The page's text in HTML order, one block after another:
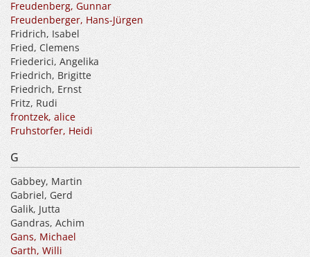
Freudenberg, Gunnar
Freudenberger, Hans-Jürgen
Fridrich, Isabel
Fried, Clemens
Friederici, Angelika
Friedrich, Brigitte
Friedrich, Ernst
Fritz, Rudi
frontzek, alice
Fruhstorfer, Heidi
G
Gabbey, Martin
Gabriel, Gerd
Galik, Jutta
Gandras, Achim
Gans, Michael
Garth, Willi